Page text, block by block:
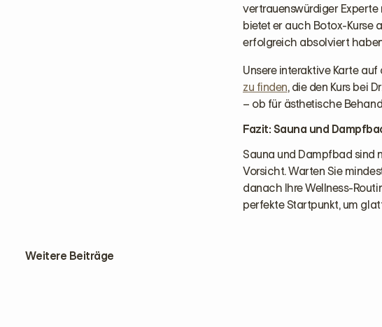
vertrauenswürdiger
bietet er auch Botox-Kurse
erfolgreich absolviert
Unsere interaktive Karte
zu finden, die den Kurs bei
– ob für ästhetische
Fazit: Sauna und
Sauna und Dampfbad sind
Vorsicht. Warten Sie
danach Ihre Wellness-
perfekte Startpunkt, um
Weitere Beiträge